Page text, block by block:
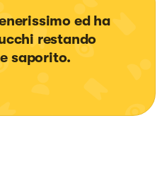
ed ha
restando
saporito.